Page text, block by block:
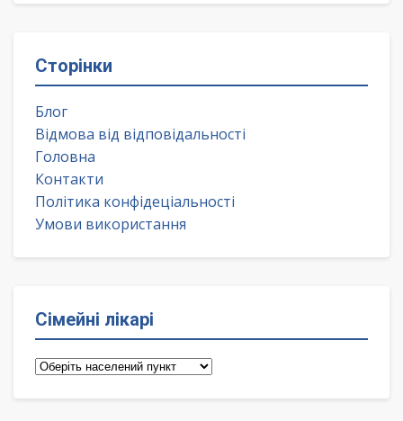
Сторінки
Блог
Відмова від відповідальності
Головна
Контакти
Політика конфідеціальності
Умови використання
Сімейні лікарі
Сімейні